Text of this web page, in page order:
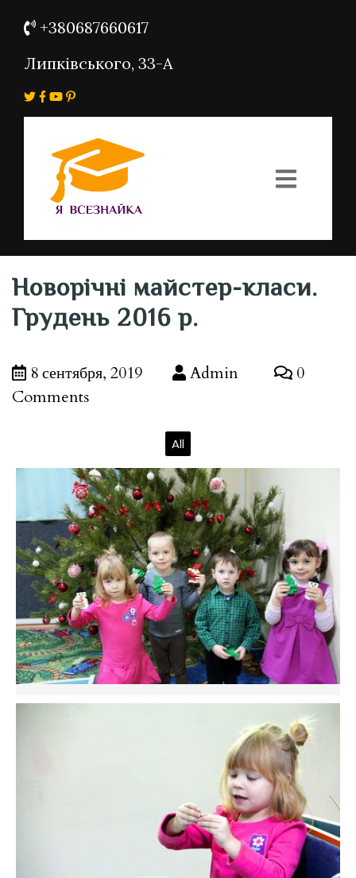
+380687660617
Липківського, 33-А
Новорічні майстер-класи.
Грудень 2016 р.
8 сентября, 2019 Admin
0
Comments
All